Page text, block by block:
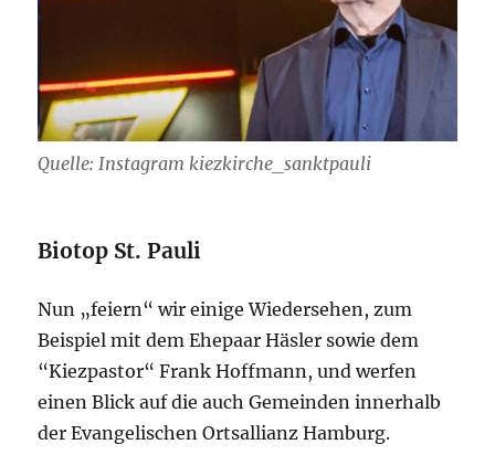
Quelle: Instagram kiezkirche_sanktpauli
Biotop St. Pauli
Nun „feiern“ wir einige Wiedersehen, zum
Beispiel mit dem Ehepaar Häsler sowie dem
“Kiezpastor“ Frank Hoffmann, und werfen
einen Blick auf die auch Gemeinden innerhalb
der Evangelischen Ortsallianz Hamburg.